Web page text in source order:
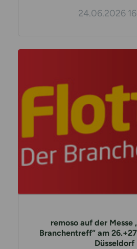
24.06.2026
remoso auf der Messe
Branchentreff“ am
Düsseldorf